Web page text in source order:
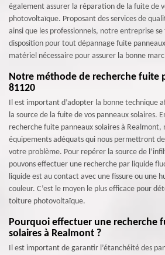
également assurer la réparation de la fuite de
photovoltaïque. Proposant des services de
ainsi que les professionnels, notre entreprise
disposition pour tout dépannage fuite
matériel nécessaire pour assurer la bonne
Notre méthode de recherche fuite
81120
Il est important d’adopter la bonne technique
la source de la fuite de vos panneaux solaires.
recherche fuite panneaux solaires à Realmont,
équipements adéquats qui nous permettront
votre problème. Pour repérer la source de
pouvons effectuer une recherche par liquide
liquide est au contact avec une fissure ou une
couleur. C’est le moyen le plus efficace pour
toiture photovoltaïque.
Pourquoi effectuer une recherche
solaires à Realmont ?
Il est important de garantir l’étanchéité des